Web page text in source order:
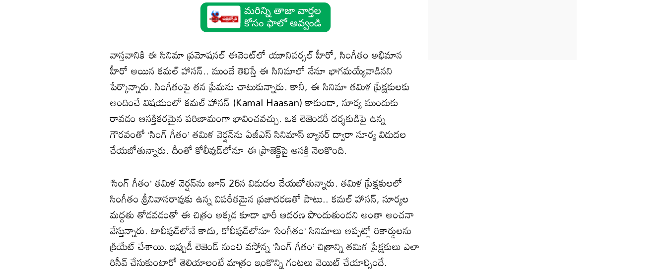
వాస్తవానికి ఈ సినిమా ప్రమోషనల్ ఈవెంట్‌లో యూనివర్సల్ హీరో, సింగీతం‌ అభిమాన
హీరో అయిన కమల్ హాసన్.. ముందే తెలిస్తే ఈ సినిమాలో నేనూ భాగమయ్యేవాడినని
పేర్కొన్నారు. సింగీతంపై తన ప్రేమను చాటుకున్నారు. కానీ, ఈ సినిమా తమిళ ప్రేక్షకులకు
అందించే విషయంలో కమల్ హాసన్ (Kamal Haasan) కాకుండా, సూర్య ముందుకు
రావడం ఆసక్తికరమైన పరిణామంగా భావించవచ్చు. ఒక లెజెండరీ దర్శకుడిపై ఉన్న
గౌరవంతో ‘సింగ్ గీతం’ తమిళ వెర్షన్‌ను ఏజీఎస్ సినిమాస్ బ్యానర్ ద్వారా సూర్య విడుదల
చేయబోతున్నారు. దీంతో కోలీవుడ్‌లోనూ ఈ ప్రాజెక్ట్‌పై ఆసక్తి నెలకొంది.
‘సింగ్ గీతం’ తమిళ వెర్షన్‌ను జూన్ 26న విడుదల చేయబోతున్నారు. తమిళ ప్రేక్షకులలో
సింగీతం శ్రీనివాసరావుకు ఉన్న విపరీతమైన ప్రజాదరణతో పాటు.. కమల్ హాసన్, సూర్యల
మద్దతు తోడవడంతో ఈ చిత్రం అక్కడ కూడా భారీ ఆదరణ పొందుతుందని అంతా అంచనా
వేస్తున్నారు. టాలీవుడ్‌లోనే కాదు, కోలీవుడ్‌లోనూ ‘సింగీతం’ సినిమాలు అప్పట్లో రికార్డులను
క్రియేట్ చేశాయి. ఇప్పుడీ లెజెండ్ నుంచి వస్తోన్న ‘సింగ్ గీతం’ చిత్రాన్ని తమిళ ప్రేక్షకులు ఎలా
రిసీవ్ చేసుకుంటారో తెలియాలంటే మాత్రం ఇంకొన్ని గంటలు వెయిట్ చేయాల్సిందే.